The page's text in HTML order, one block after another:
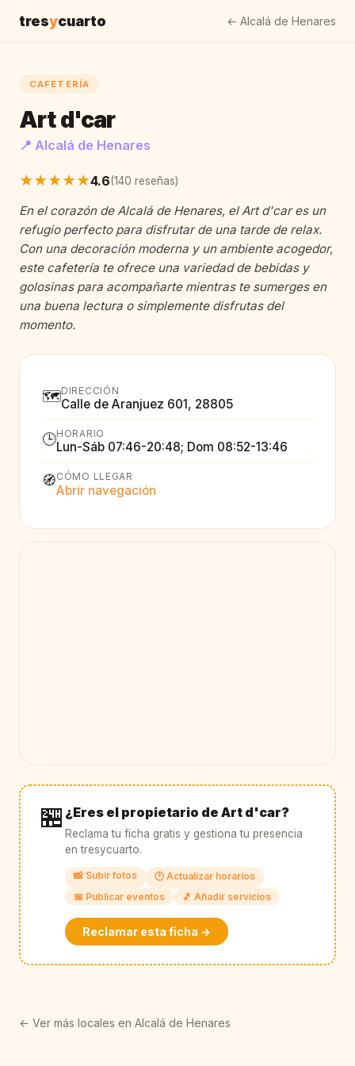
tresycuarto ← Alcalá de Henares
CAFETERÍA
Art d'car
📍 Alcalá de Henares
★★★★★4.6(140 reseñas)
En el corazón de Alcalá de Henares, el Art d'car es un
refugio perfecto para disfrutar de una tarde de relax.
Con una decoración moderna y un ambiente acogedor,
este cafetería te ofrece una variedad de bebidas y
golosinas para acompañarte mientras te sumerges en
una buena lectura o simplemente disfrutas del
momento.
🗺️DIRECCIÓN
Calle de Aranjuez 601, 28805
🕒HORARIO
Lun-Sáb 07:46-20:48; Dom 08:52-13:46
🧭CÓMO LLEGAR
Abrir navegación
🏪 ¿Eres el propietario de Art d'car?
Reclama tu ficha gratis y gestiona tu presencia
en tresycuarto.
📸 Subir fotos
🕐 Actualizar horarios
📅 Publicar eventos
🎵 Añadir servicios
Reclamar esta ficha →
← Ver más locales en Alcalá de Henares